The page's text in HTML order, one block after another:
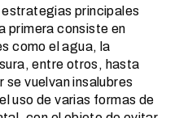
principales
primera consiste en
como el agua, la
entre otros, hasta
vuelvan insalubres
uso de varias formas de